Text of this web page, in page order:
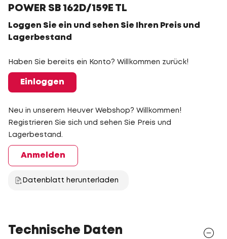
POWER SB 162D/159E TL
Loggen Sie ein und sehen Sie Ihren Preis und
Lagerbestand
Haben Sie bereits ein Konto? Willkommen zurück!
Einloggen
Neu in unserem Heuver Webshop? Willkommen!
Registrieren Sie sich und sehen Sie Preis und
Lagerbestand.
Anmelden
Datenblatt herunterladen
Technische Daten